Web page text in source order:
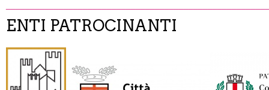
ENTI PATROCINANTI